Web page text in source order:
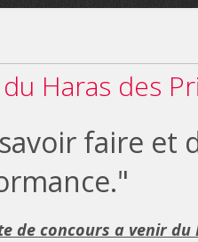
Haras des
faire et
de concours a venir du